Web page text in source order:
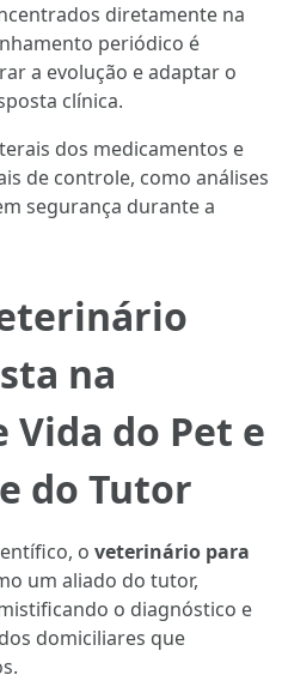
diretamente na
periódico é
a evolução e adaptar o
clínica.
dos medicamentos e
de controle, como análises
segurança durante a
na
Vida do Pet e
do Tutor
o veterinário para
um aliado do tutor,
o diagnóstico e
domiciliares que